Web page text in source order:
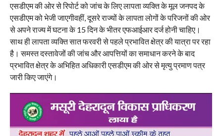
एसडीएम की ओर से रिपोर्ट को जांच के लिए लापता व्यक्ति के मूल जनपद के
एसडीएम को भेजी जाएगीवहीं, दूसरे राज्यों के लापता लोगों के परिजनों की ओर
से अपने राज्य में घटना के 15 दिन के भीतर एफआईआर दर्ज होनी चाहिए।
साथ ही लापता व्यक्ति सात फरवरी से पहले प्रभावित क्षेत्र की यात्रा पर रहा
है। समस्त दस्तावेजों की जांच और आपत्तियों का समाधान करने के बाद
प्रभावित क्षेत्र के अभिहित अधिकारी एसडीएम की ओर से मृत्यु प्रमाण पत्र
जारी किए जाएंगे।